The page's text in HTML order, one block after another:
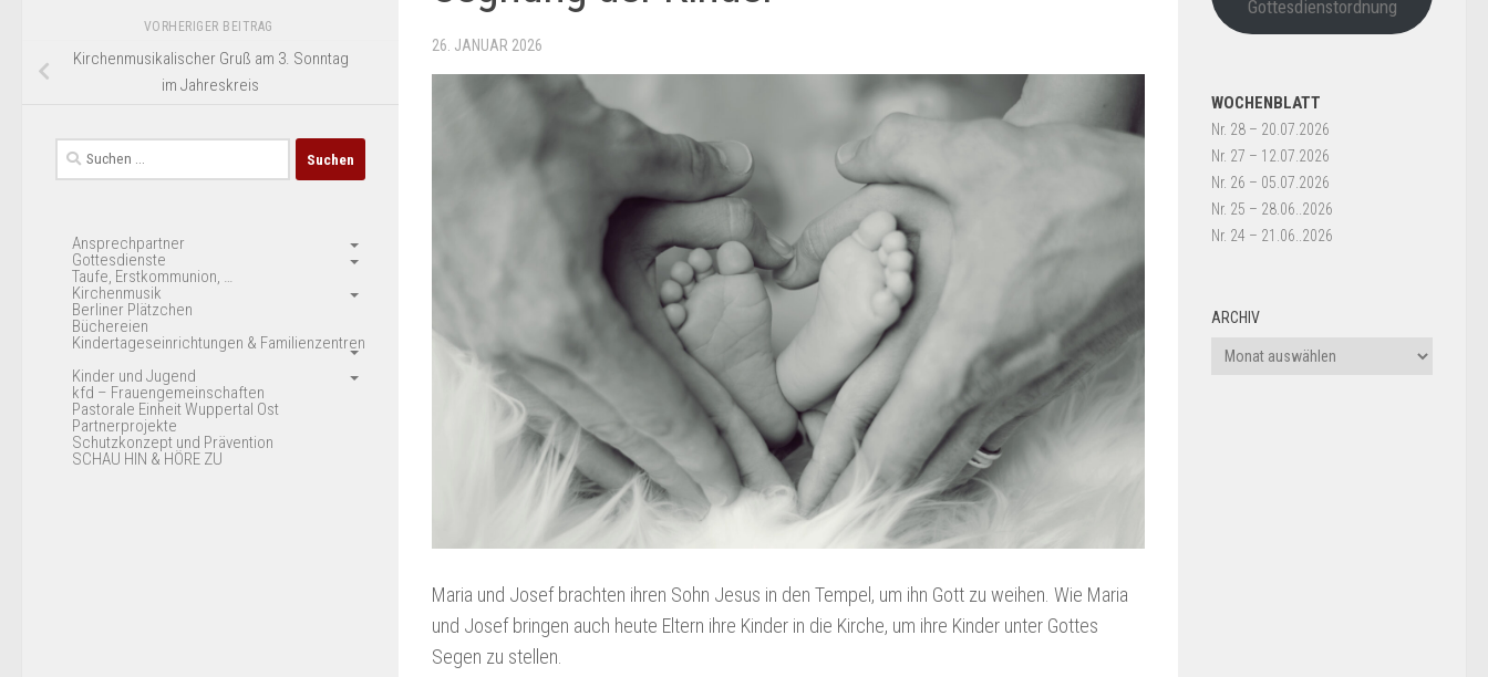
26. JANUAR 2026
Maria und Josef brachten ihren Sohn Jesus in den Tempel, um ihn Gott zu weihen. Wie Maria
und Josef bringen auch heute Eltern ihre Kinder in die Kirche, um ihre Kinder unter Gottes
Segen zu stellen.
VORHERIGER BEITRAG
Kirchenmusikalischer Gruß am 3. Sonntag
im Jahreskreis
Suchen
nach:
Ansprechpartner
Gottesdienste
Taufe, Erstkommunion, …
Kirchenmusik
Berliner Plätzchen
Büchereien
Kindertageseinrichtungen & Familienzentren
Kinder und Jugend
kfd – Frauengemeinschaften
Pastorale Einheit Wuppertal Ost
Partnerprojekte
Schutzkonzept und Prävention
SCHAU HIN & HÖRE ZU
Gottesdienstordnung
WOCHENBLATT
Nr. 28 – 20.07.2026
Nr. 27 – 12.07.2026
Nr. 26 – 05.07.2026
Nr. 25 – 28.06..2026
Nr. 24 – 21.06..2026
ARCHIV
Archiv